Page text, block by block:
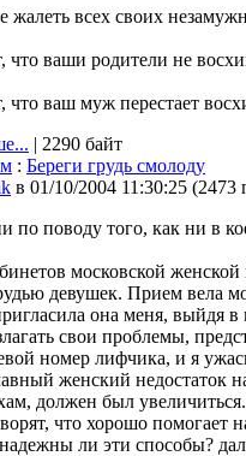
жалеть всех своих
что ваши родители не
что ваш муж перестает
| 2290 байт
: Береги грудь смолоду
в 01/10/2004 11:30:25 (2473
по поводу того, как ни в
московской женской
девушек. Прием вела
она меня, выйдя
свои проблемы,
номер лифчика, и я
женский недостаток
должен был
что хорошо помогает
ли эти способы?